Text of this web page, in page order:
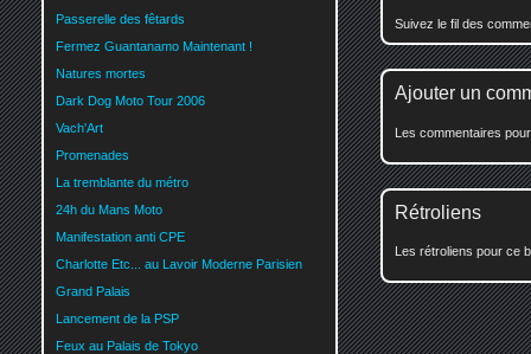
Suivez le fil des
Ajouter un
Les commentaires
Rétroliens
Les rétroliens pour ce
Passerelle des fêtards
Fermez Guantanamo Maintenant !
Natures mortes
Dark Dog Moto Tour 2006
Vach'Art
Promenades
La tremblante du métro
24h du Mans Moto
Manifestation anti CPE
Charlotte Etc... au Lavoir Moderne Parisien
Grand Palais
Lancement de la PSP
Feux au Palais de Tokyo